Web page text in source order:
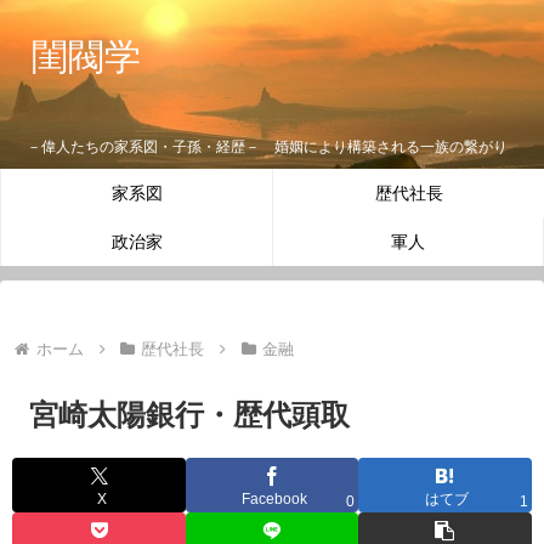
閨閥学
－偉人たちの家系図・子孫・経歴－ 婚姻により構築される一族の繋がり
家系図 歴代社長
政治家 軍人
ホーム 歴代社長 金融
宮崎太陽銀行・歴代頭取
X Facebook 0 はてブ 1